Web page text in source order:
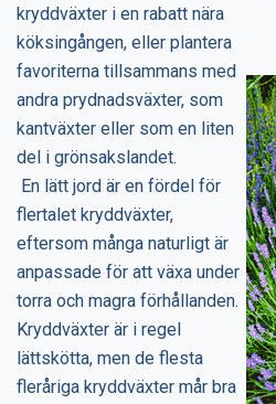
kryddväxter i en rabatt nära
köksingången, eller plantera
favoriterna tillsammans med
andra prydnadsväxter, som
kantväxter eller som en liten
del i grönsakslandet.
En lätt jord är en fördel för
flertalet kryddväxter,
eftersom många naturligt är
anpassade för att växa under
torra och magra förhållanden.
Kryddväxter är i regel
lättskötta, men de flesta
fleråriga kryddväxter mår bra